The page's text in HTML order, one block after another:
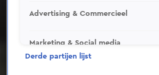
Deze video is niet
Advertising & Commercieel
Marketing & Social media
Derde partijen lijst